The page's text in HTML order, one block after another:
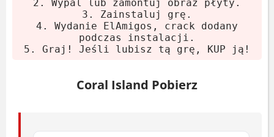
2. Wypal lub zamontuj obraz płyty.
3. Zainstaluj grę.
4. Wydanie ElAmigos, crack dodany
podczas instalacji.
5. Graj! Jeśli lubisz tą grę, KUP ją!
Coral Island Pobierz